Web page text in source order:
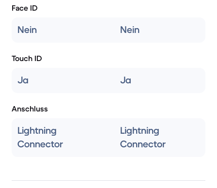
Face ID
Nein Nein
Touch ID
Ja Ja
Anschluss
Lightning
Connector
Lightning
Connector